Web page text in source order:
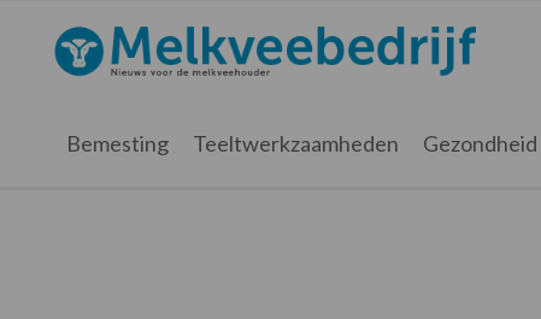
hoofdnavigatie
hoofd
eerste
voettekst
Melkveebedrijf.nl
Bemesting Teeltwerkzaamheden Gezondheid